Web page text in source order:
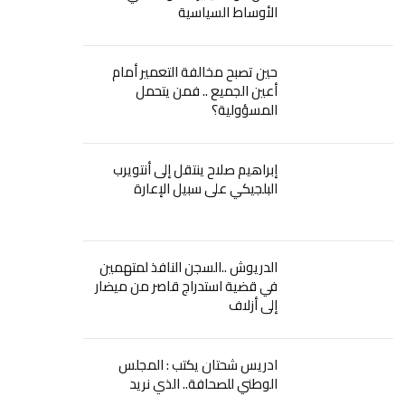
الأوساط السياسية
حين تصبح مخالفة التعمير أمام
أعين الجميع .. فمن يتحمل
المسؤولية؟
إبراهيم صلاح ينتقل إلى أنتويرب
البلجيكي على سبيل الإعارة
الدريوش ..السجن النافذ لمتهمين
في قضية استدراج قاصر من ميضار
إلى أزلاف
ادريس شحتان يكتب : المجلس
الوطني للصحافة.. الذي نريد